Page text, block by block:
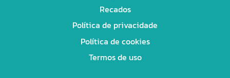
Recados
Política de privacidade
Política de cookies
Termos de uso